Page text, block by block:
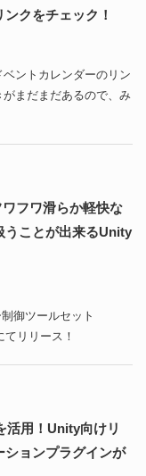
クをチェック！
ントカレンダーのリン
まだまだあるので、み
フワ滑らか軽快な
うことが出来るUnity
御ツールセット
リリース！
用！Unity向けリ
ションプラグインが